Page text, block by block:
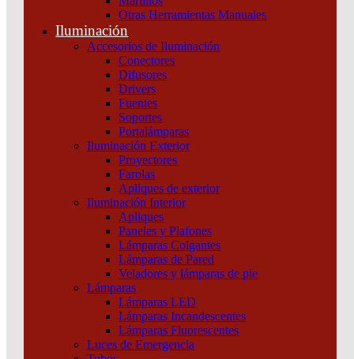
Otras Herramientas Manuales
Iluminación
Accesorios de Iluminación
Conectores
Difusores
Drivers
Fuentes
Soportes
Portalámparas
Iluminación Exterior
Proyectores
Farolas
Apliques de exterior
Iluminación Interior
Apliques
Paneles y Plafones
Lámparas Colgantes
Lámparas de Pared
Veladores y lámparas de pie
Lámparas
Lámparas LED
Lámparas Incandescentes
Lámparas Fluorescentes
Luces de Emergencia
Productos relacionados